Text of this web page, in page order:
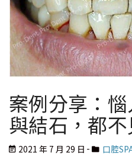
案例分享：
與結石，都不
2021 年 7 月 29 日 口腔